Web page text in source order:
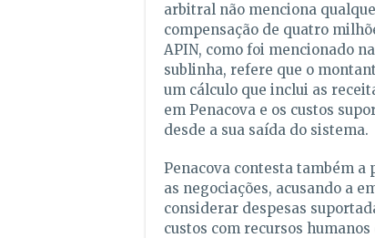
arbitral não menciona
compensação de quatro
APIN, como foi mencionado
sublinha, refere que o
um cálculo que inclui as
em Penacova e os custos
desde a sua saída do sistema.
Penacova contesta também a
as negociações, acusando a
considerar despesas
custos com recursos